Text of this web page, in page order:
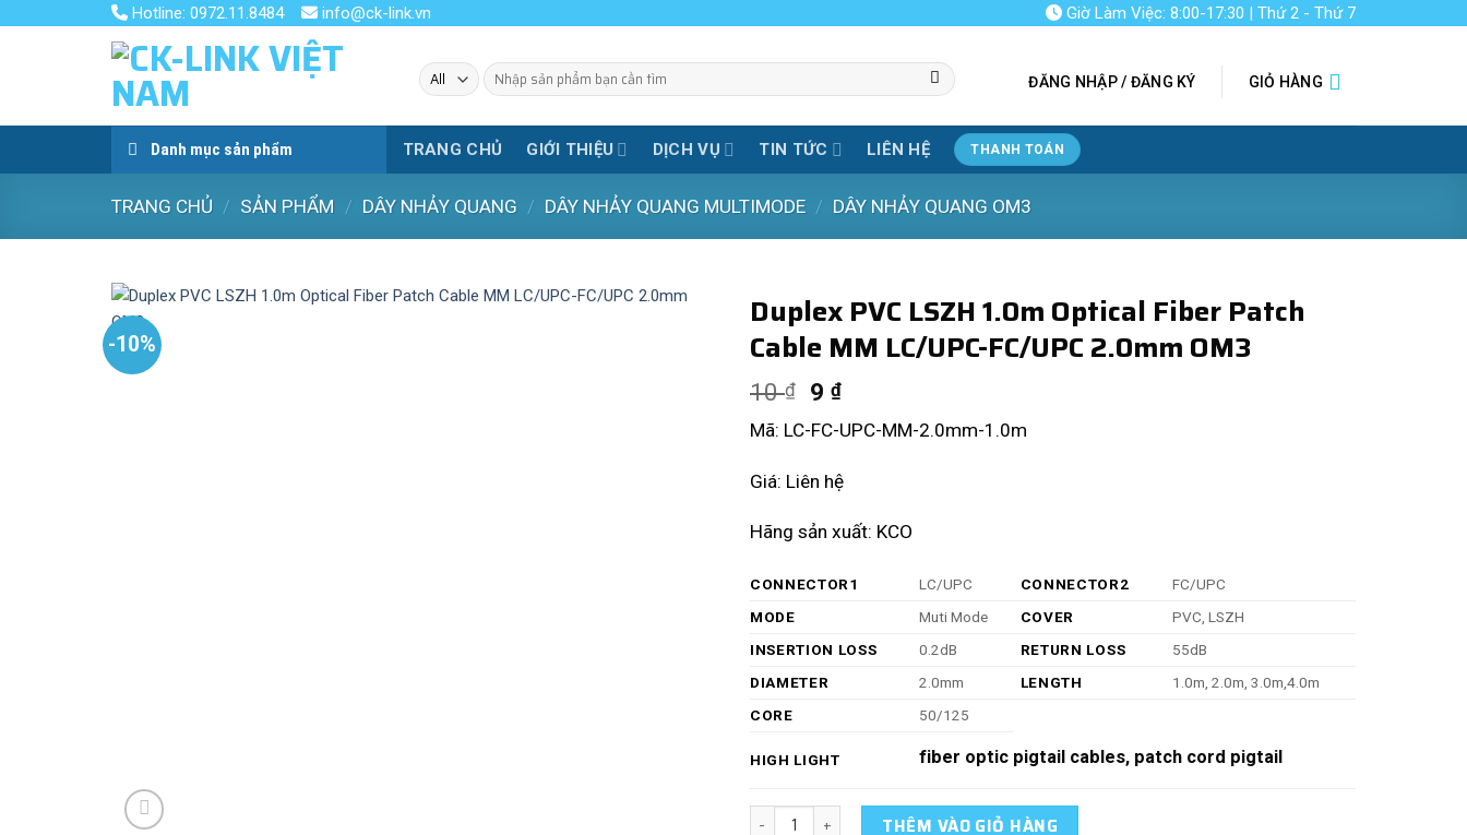
Hotline: 0972.11.8484 info@ck-link.vn Giờ Làm Việc: 8:00-17:30 | Thứ 2 - Thứ 7
Tìm
kiếm:
ĐĂNG NHẬP / ĐĂNG KÝ GIỎ HÀNG
Danh mục sản phẩm TRANG CHỦ GIỚI THIỆU DỊCH VỤ TIN TỨC LIÊN HỆ THANH TOÁN
TRANG CHỦ / SẢN PHẨM / DÂY NHẢY QUANG / DÂY NHẢY QUANG MULTIMODE / DÂY NHẢY QUANG OM3
-10%
Duplex PVC LSZH 1.0m Optical Fiber Patch
Cable MM LC/UPC-FC/UPC 2.0mm OM3
10₫ 9 ₫
Mã: LC-FC-UPC-MM-2.0mm-1.0m
Giá: Liên hệ
Hãng sản xuất: KCO
CONNECTOR1 LC/UPC CONNECTOR2
FC/UPC
MODE
Muti Mode COVER
PVC, LSZH
INSERTION LOSS
0.2dB RETURN LOSS
55dB
DIAMETER
2.0mm LENGTH
1.0m, 2.0m, 3.0m,4.0m
CORE
50/125
HIGH LIGHT fiber optic pigtail cables, patch cord pigtail
Duplex PVC LSZH 1.0m Optical Fiber Patch Cable MM LC/UPC-FC/UPC 2.0mm OM3 số lượng
THÊM VÀO GIỎ HÀNG